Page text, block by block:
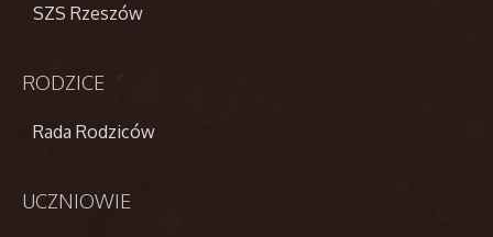
SZS Rzeszów
RODZICE
Rada Rodziców
UCZNIOWIE